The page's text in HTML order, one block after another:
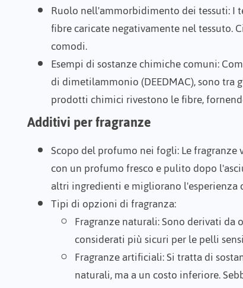
Ruolo nell'ammorbidimento dei tessuti: I
fibre caricate negativamente nel
comodi.
Esempi di sostanze chimiche comuni:
di dimetilammonio(DEEDMAC), sono
prodotti chimici rivestono le fibre,
Additivi per fragranze
Scopo del profumo nei fogli: Le
con un profumo fresco e pulito dopo
altri ingredienti e migliorano l'esperienza
Tipi di opzioni di fragranza:
Fragranze naturali: Sono derivati da
considerati più sicuri per le pelli
Fragranze artificiali: Si tratta di
naturali, ma a un costo inferiore.